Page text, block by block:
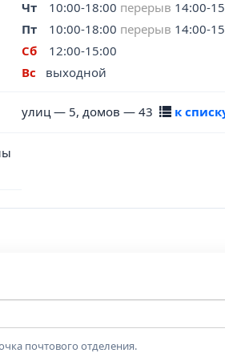
Чт
10:00-18:00 перерыв 14:00-
Пт
10:00-18:00 перерыв 14:00-
Сб
12:00-15:00
Вс
выходной
улиц — 5, домов — 43 к
почтового отделения.